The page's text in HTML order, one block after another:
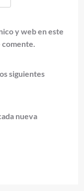
y web en este
comente.
siguientes
nueva